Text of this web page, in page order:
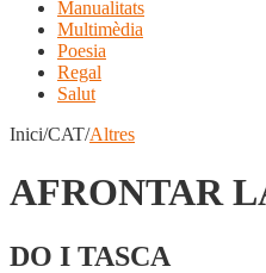
Manualitats
Multimèdia
Poesia
Regal
Salut
Inici/CAT/Altres
AFRONTAR
DO I TASCA